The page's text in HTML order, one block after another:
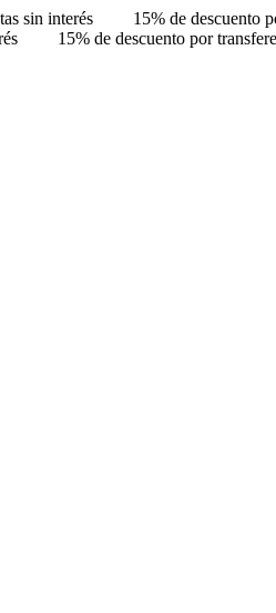
sin interés 15% de descuento
15% de descuento por